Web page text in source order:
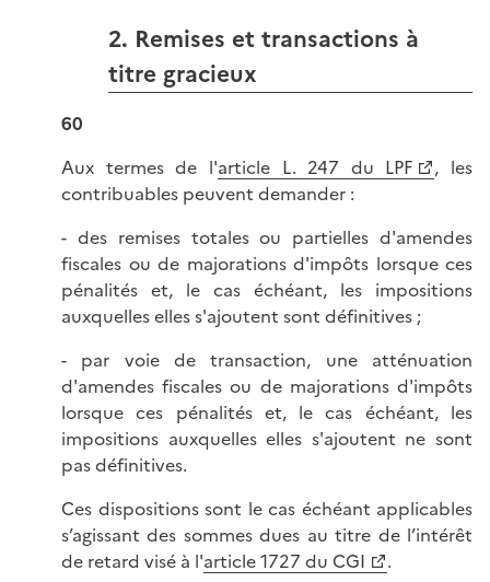
2. Remises et transactions à
titre gracieux
60
Aux termes de l'article L. 247 du LPF
, les
contribuables peuvent demander :
- des remises totales ou partielles d'amendes
fiscales ou de majorations d'impôts lorsque ces
pénalités et, le cas échéant, les impositions
auxquelles elles s'ajoutent sont définitives ;
- par voie de transaction, une atténuation
d'amendes fiscales ou de majorations d'impôts
lorsque ces pénalités et, le cas échéant, les
impositions auxquelles elles s'ajoutent ne sont
pas définitives.
Ces dispositions sont le cas échéant applicables
s’agissant des sommes dues au titre de l’intérêt
de retard visé à l'article 1727 du CGI
.